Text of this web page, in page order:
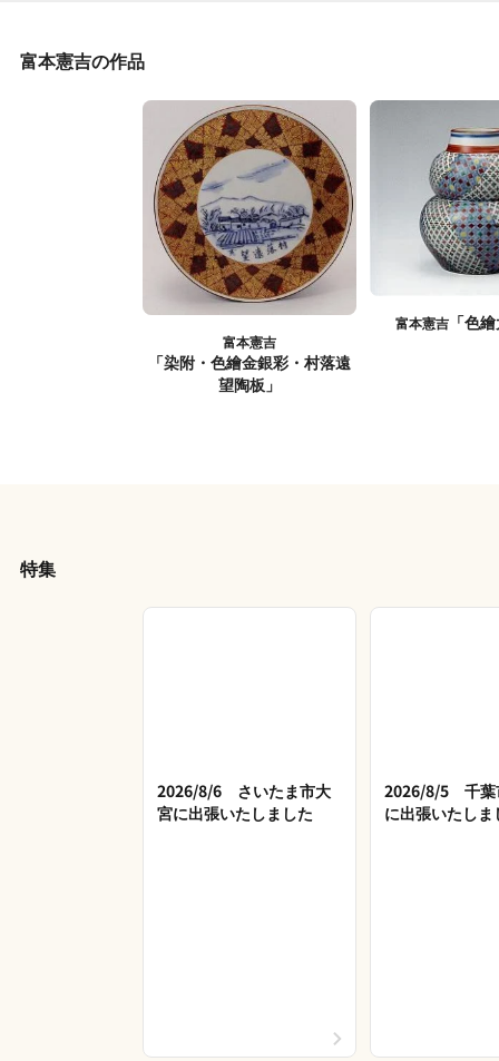
富本憲吉の作品
富本憲吉
「染附・色繪金銀彩・村落遠
望陶板」
富本憲吉 「色
特集
2026/8/6 さいたま市大
宮に出張いたしました
2026/8/5 千葉
に出張いたしま